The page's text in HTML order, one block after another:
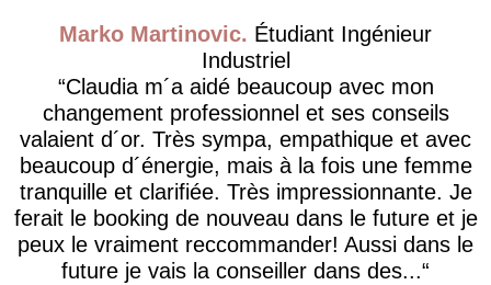
Marko Martinovic Étudiant Ingénieur
Industriel
Claudia m´a aidé beaucoup avec mon
changement professionnel et ses conseils
valaient d´or. Très sympa, empathique et avec
beaucoup d´énergie, mais à la fois une femme
tranquille et clarifiée. Très impressionnante. Je
ferait le booking de nouveau dans le future et je
peux le vraiment reccommander! Aussi dans le
future je vais la conseiller dans des...